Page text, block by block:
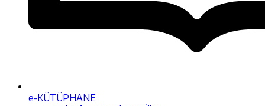
e-KÜTÜPHANE